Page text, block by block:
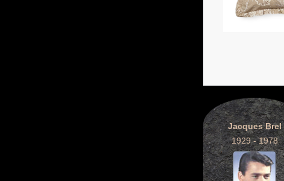
Jacques Brel
1929 - 1978